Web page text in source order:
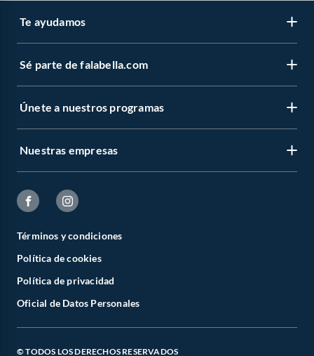
Te ayudamos
Sé parte de falabella.com
Únete a nuestros programas
Nuestras empresas
Términos y condiciones
Política de cookies
Política de privacidad
Oficial de Datos Personales
© TODOS LOS DERECHOS RESERVADOS